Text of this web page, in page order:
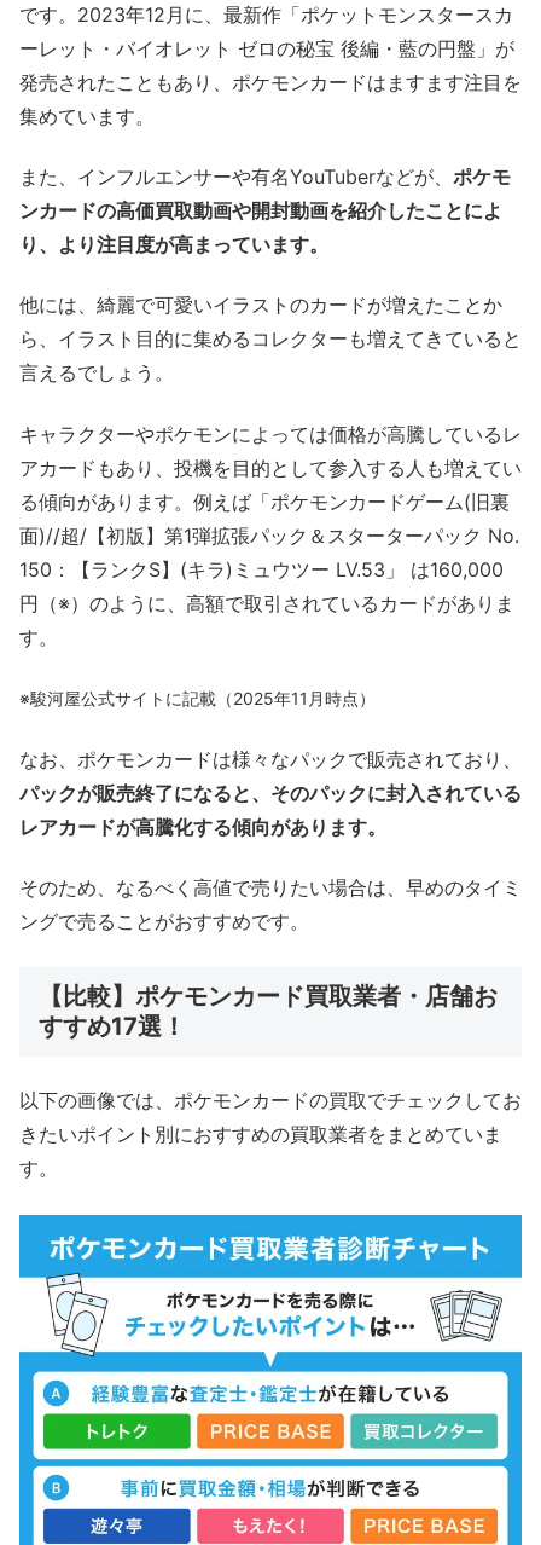
です。2023年12月に、最新作「ポケットモンスタースカ
ーレット・バイオレット ゼロの秘宝 後編・藍の円盤」が
発売されたこともあり、ポケモンカードはますます注目を
集めています。
また、インフルエンサーや有名YouTuberなどが、 ポケモ
ンカードの高価買取動画や開封動画を紹介したことによ
り、より注目度が高まっています。
他には、綺麗で可愛いイラストのカードが増えたことか
ら、イラスト目的に集めるコレクターも増えてきていると
言えるでしょう。
キャラクターやポケモンによっては価格が高騰しているレ
アカードもあり、投機を目的として参入する人も増えてい
る傾向があります。例えば「ポケモンカードゲーム(旧裏
面)//超/【初版】第1弾拡張パック＆スターターパック No.
150：【ランクS】(キラ)ミュウツー LV.53」 は160,000
円（※）のように、高額で取引されているカードがありま
す。
※駿河屋公式サイトに記載（2025年11月時点）
なお、ポケモンカードは様々なパックで販売されており、
パックが販売終了になると、そのパックに封入されている
レアカードが高騰化する傾向があります。
そのため、なるべく高値で売りたい場合は、早めのタイミ
ングで売ることがおすすめです。
【比較】ポケモンカード買取業者・店舗お
すすめ17選！
以下の画像では、ポケモンカードの買取でチェックしてお
きたいポイント別におすすめの買取業者をまとめていま
す。